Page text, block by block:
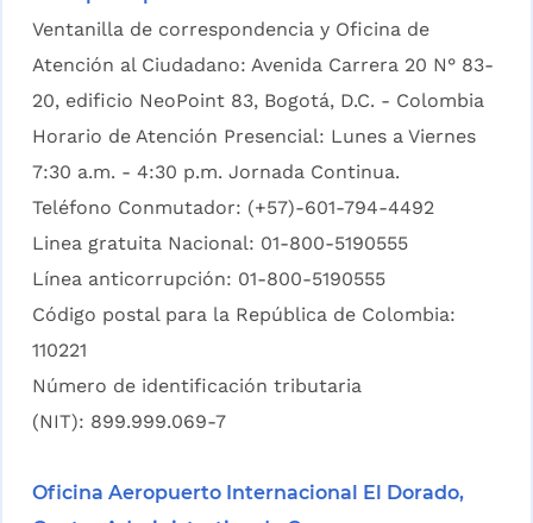
Ventanilla de correspondencia y Oficina de
Atención al Ciudadano: Avenida Carrera 20 N° 83-
20, edificio NeoPoint 83, Bogotá, D.C. - Colombia
Horario de Atención Presencial: Lunes a Viernes
7:30 a.m. - 4:30 p.m. Jornada Continua.
Teléfono Conmutador: (+57)-601-794-4492
Linea gratuita Nacional: 01-800-5190555
Línea anticorrupción: 01-800-5190555
Código postal para la República de Colombia:
110221
Número de identificación tributaria
(NIT): 899.999.069-7
Oficina Aeropuerto Internacional El Dorado,